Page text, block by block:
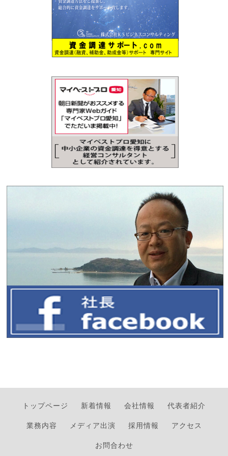
トップページ 新着情報 会社情報
代表者紹介
業務内容
メディア出演 採用情報
アクセス
お問合わせ